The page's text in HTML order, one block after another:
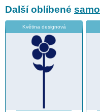
Další oblíbené
Květina designová